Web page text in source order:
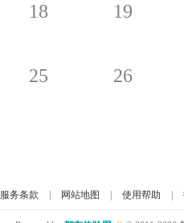
18 19
25 26
服务条款 网站地图 使用帮助